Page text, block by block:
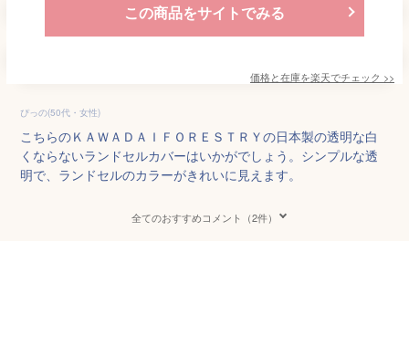
この商品をサイトでみる
価格と在庫を楽天でチェック >>
ぴっの(50代・女性)
こちらのＫＡＷＡＤＡＩＦＯＲＥＳＴＲＹの日本製の透明な白
くならないランドセルカバーはいかがでしょう。シンプルな透
明で、ランドセルのカラーがきれいに見えます。
全てのおすすめコメント（2件）